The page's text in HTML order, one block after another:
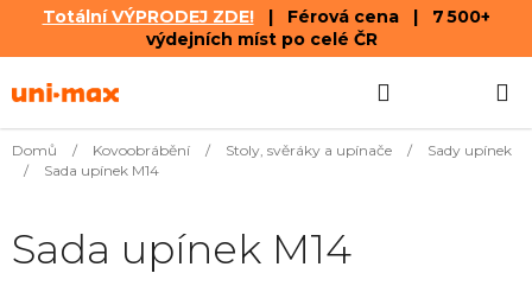
Totální VÝPRODEJ ZDE!| Férová cena | 7 500+
výdejních míst po celé ČR
na
KOŠÍK
Domů / Kovoobrábění / Stoly, svěráky a upínače /
Sady upínek
/
Sada upínek M14
Sada upínek M14